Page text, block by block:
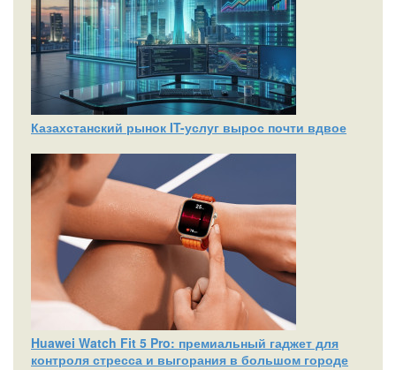
Казахстанский рынок IT-услуг вырос почти вдвое
Huawei Watch Fit 5 Pro: премиальный гаджет для
контроля стресса и выгорания в большом городе